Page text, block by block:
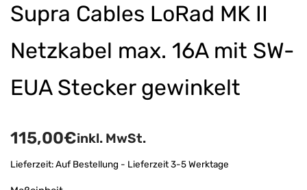
Supra Cables LoRad MK II
Netzkabel max. 16A mit SW-
EUA Stecker gewinkelt
115,00€inkl. MwSt.
Lieferzeit:Auf Bestellung - Lieferzeit 3-5 Werktage